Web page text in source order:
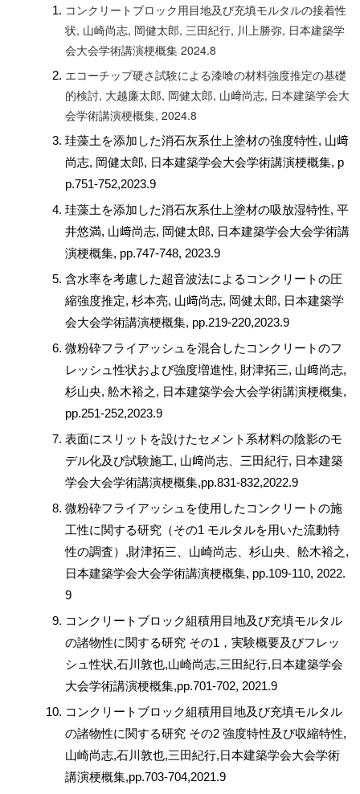
コンクリートブロック用目地及び充填モルタルの接着性
状, 山崎尚志, 岡健太郎, 三田紀行, 川上勝弥, 日本建築学
会大会学術講演梗概集 2024.8
エコーチップ硬さ試験による漆喰の材料強度推定の基礎
的検討, 大越廉太郎, 岡健太郎, 山﨑尚志, 日本建築学会大
会学術講演梗概集, 2024.8
珪藻土を添加した消石灰系仕上塗材の強度特性, 山﨑
尚志, 岡健太郎, 日本建築学会大会学術講演梗概集, p
p.751-752,2023.9
珪藻土を添加した消石灰系仕上塗材の吸放湿特性, 平
井悠満, 山﨑尚志, 岡健太郎, 日本建築学会大会学術講
演梗概集, pp.747-748, 2023.9
含水率を考慮した超音波法によるコンクリートの圧
縮強度推定, 杉本亮, 山﨑尚志, 岡健太郎, 日本建築学
会大会学術講演梗概集, pp.219-220,2023.9
微粉砕フライアッシュを混合したコンクリートのフ
レッシュ性状および強度増進性, 財津拓三, 山﨑尚志,
杉山央, 舩木裕之, 日本建築学会大会学術講演梗概集,
pp.251-252,2023.9
表面にスリットを設けたセメント系材料の陰影のモ
デル化及び試験施工, 山﨑尚志、三田紀行, 日本建築
学会大会学術講演梗概集,pp.831-832,2022.9
微粉砕フライアッシュを使用したコンクリートの施
工性に関する研究（その1 モルタルを用いた流動特
性の調査）,財津拓三、山崎尚志、杉山央、舩木裕之,
日本建築学会大会学術講演梗概集, pp.109-110, 2022.
9
コンクリートブロック組積用目地及び充填モルタル
の諸物性に関する研究 その1，実験概要及びフレッ
シュ性状,石川敦也,山崎尚志,三田紀行,日本建築学会
大会学術講演梗概集,pp.701-702, 2021.9
コンクリートブロック組積用目地及び充填モルタル
の諸物性に関する研究 その2 強度特性及び収縮特性,
山崎尚志,石川敦也,三田紀行,日本建築学会大会学術
講演梗概集,pp.703-704,2021.9